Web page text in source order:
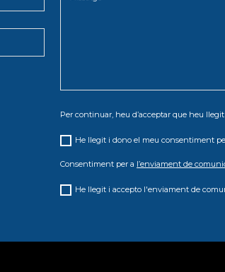
Per continuar, heu d’acceptar que heu
He llegit i dono el meu consentiment
Consentiment per a l’enviament de
He llegit i accepto l'enviament de